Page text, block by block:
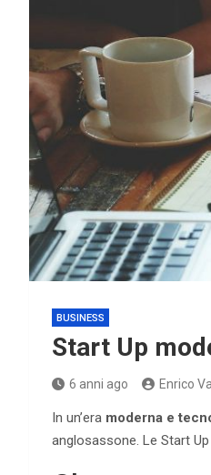
BUSINESS
Start Up
6 anni ago Enrico
In un’era moderna e
anglosassone. Le Start